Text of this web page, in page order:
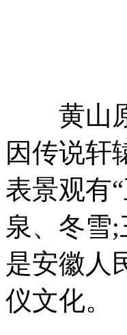
黄山原
因传说轩
表景观有
泉、冬雪
是安徽人
仪文化。